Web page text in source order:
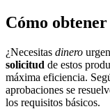
Cómo
¿Necesitas dinero
solicitud de estos
máxima eficiencia.
aprobaciones se
los requisitos básicos.